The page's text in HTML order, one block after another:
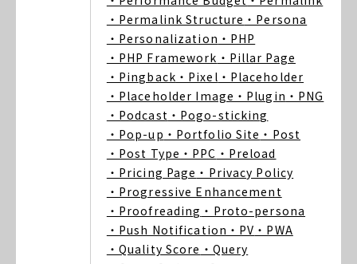
・Permalink Structure ・Persona
・Personalization ・PHP
・PHP Framework ・Pillar Page
・Pingback ・Pixel ・Placeholder
・Placeholder Image ・Plugin ・PNG
・Podcast ・Pogo-sticking
・Pop-up ・Portfolio Site ・Post
・Post Type ・PPC ・Preload
・Pricing Page ・Privacy Policy
・Progressive Enhancement
・Proofreading ・Proto-persona
・Push Notification ・PV ・PWA
・Quality Score ・Query